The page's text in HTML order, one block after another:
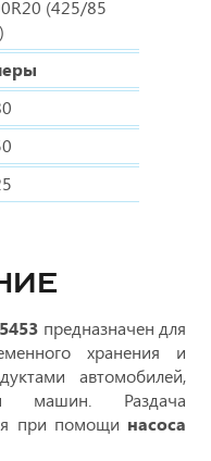
(425/85
предназначен для
хранения и
автомобилей,
машин. Раздача
при помощи насоса